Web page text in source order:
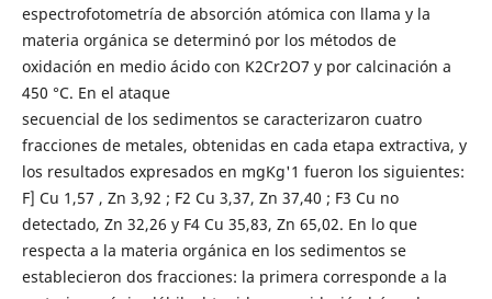
espectrofotometría de absorción atómica con llama y la
materia orgánica se determinó por los métodos de
oxidación en medio ácido con K2Cr2O7 y por calcinación a
450 °C. En el ataque
secuencial de los sedimentos se caracterizaron cuatro
fracciones de metales, obtenidas en cada etapa extractiva, y
los resultados expresados en mgKg'1 fueron los siguientes:
F] Cu 1,57 , Zn 3,92 ; F2 Cu 3,37, Zn 37,40 ; F3 Cu no
detectado, Zn 32,26 y F4 Cu 35,83, Zn 65,02. En lo que
respecta a la materia orgánica en los sedimentos se
establecieron dos fracciones: la primera corresponde a la